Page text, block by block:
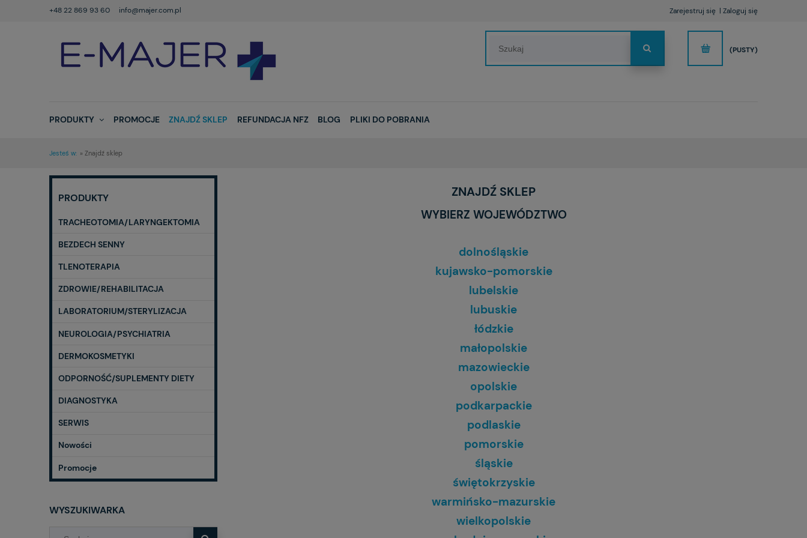
Zarejestruj się Zaloguj się
+48 22 869 93 60 info@majer.com.pl
(PUSTY)
PRODUKTY PROMOCJE ZNAJDŹ SKLEP REFUNDACJA NFZ BLOG PLIKI DO POBRANIA
Jesteś w: » Znajdź sklep
PRODUKTY
TRACHEOTOMIA/LARYNGEKTOMIA
BEZDECH SENNY
TLENOTERAPIA
ZDROWIE/REHABILITACJA
LABORATORIUM/STERYLIZACJA
NEUROLOGIA/PSYCHIATRIA
DERMOKOSMETYKI
ODPORNOŚĆ/SUPLEMENTY DIETY
DIAGNOSTYKA
SERWIS
Nowości
Promocje
WYSZUKIWARKA
ZNAJDŹ SKLEP
WYBIERZ WOJEWÓDZTWO
dolnośląskie
kujawsko-pomorskie
lubelskie
lubuskie
łódzkie
małopolskie
mazowieckie
opolskie
podkarpackie
podlaskie
pomorskie
śląskie
świętokrzyskie
warmińsko-mazurskie
wielkopolskie